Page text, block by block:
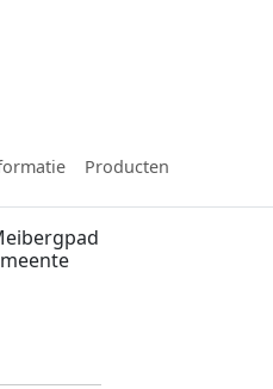
Producten